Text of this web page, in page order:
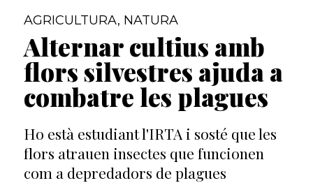
AGRICULTURA, NATURA
Alternar cultius amb
flors silvestres ajuda a
combatre les plagues
Ho està estudiant l'IRTA i sosté que les
flors atrauen insectes que funcionen
com a depredadors de plagues